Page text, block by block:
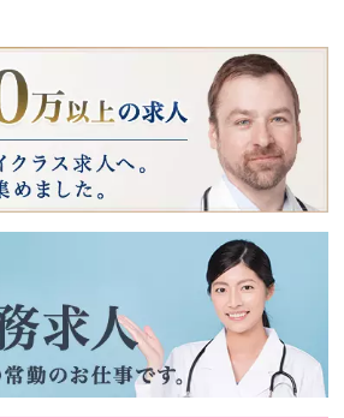
職エージェントの取り扱っている求人
トの紹介をしているWEBサイトです。
どのサービスはなく、医師の皆さまの
はありません。 また、ドクタールート
、安心してサイト内の求人情報などを
イトになっております。 サイト内の検
を検索できるよう設計しています。
中